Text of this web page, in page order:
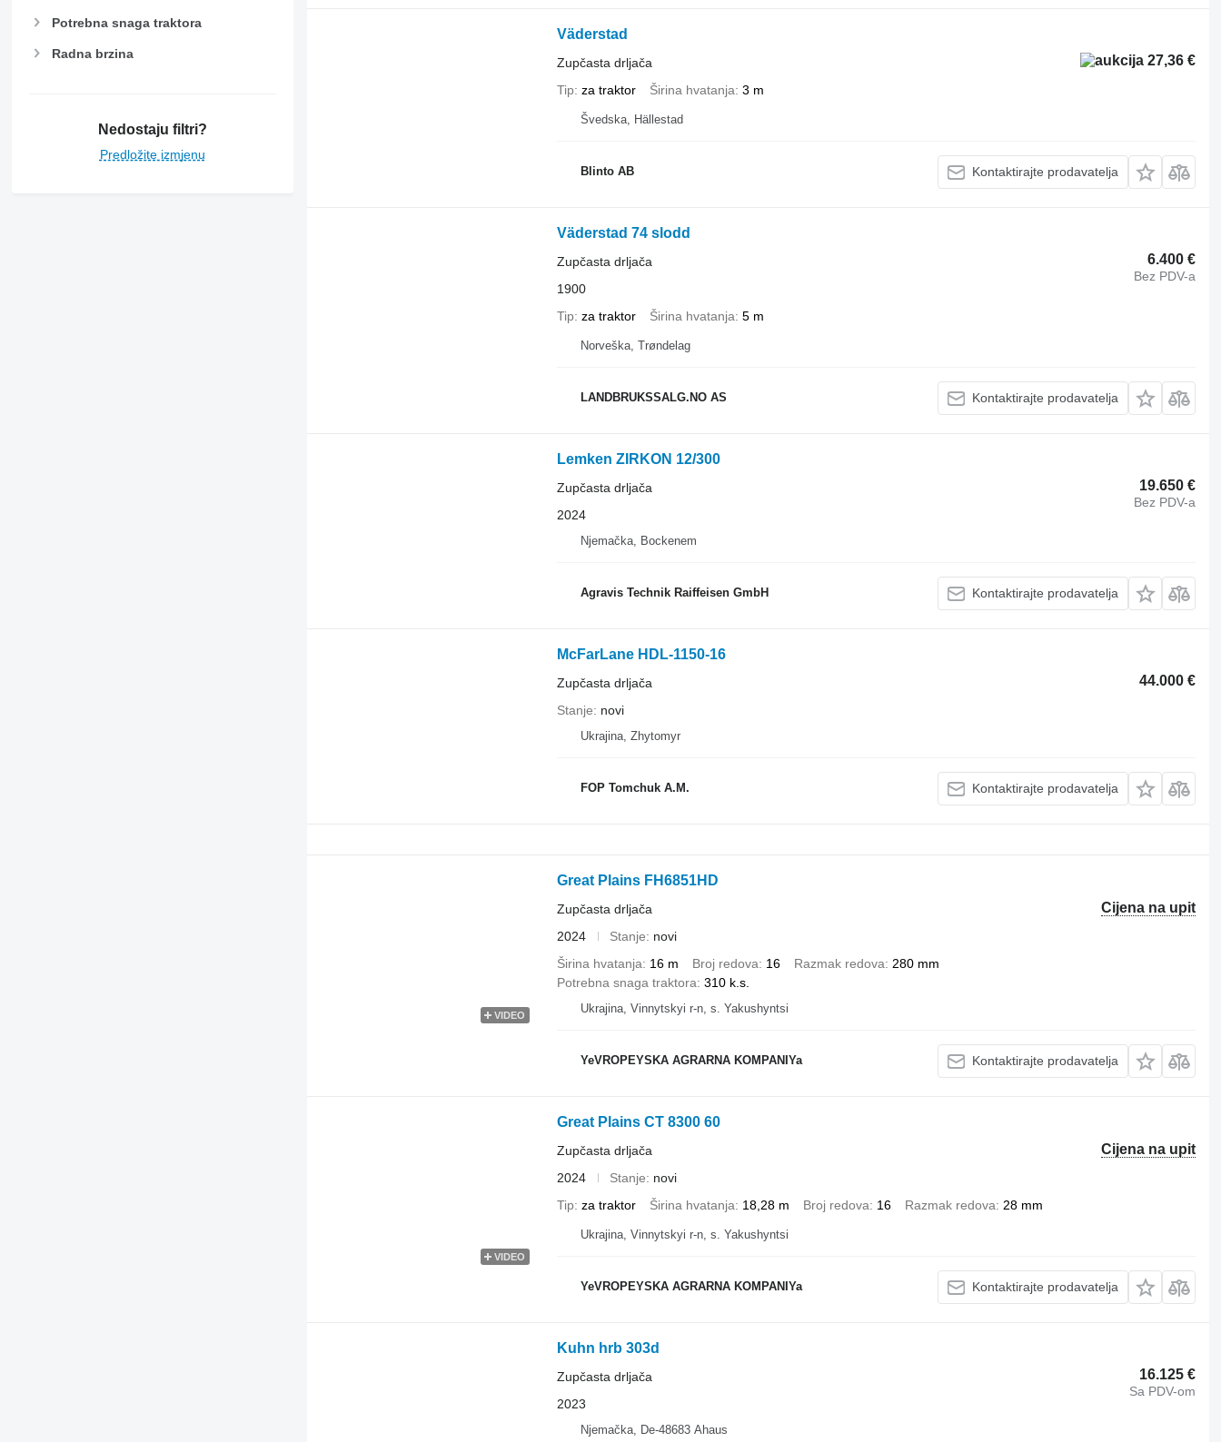
Potrebna snaga traktora
Radna brzina
Nedostaju filtri?
Predložite izmjenu
Väderstad
27,36 €
Zupčasta drljača
Tip za traktor Širina hvatanja 3 m
Švedska, Hällestad
Blinto AB Kontaktirajte prodavatelja
Väderstad 74 slodd
6.400 €
Bez PDV-a
Zupčasta drljača
1900
Tip za traktor Širina hvatanja 5 m
Norveška, Trøndelag
LANDBRUKSSALG.NO AS Kontaktirajte prodavatelja
Lemken ZIRKON 12/300
19.650 €
Bez PDV-a
Zupčasta drljača
2024
Njemačka, Bockenem
Agravis Technik Raiffeisen GmbH Kontaktirajte prodavatelja
McFarLane HDL-1150-16
44.000 €
Zupčasta drljača
Stanje
novi
Ukrajina, Zhytomyr
FOP Tomchuk A.M. Kontaktirajte prodavatelja
VIDEO
Great Plains FH6851HD
Cijena na upit
Zupčasta drljača
2024
Stanje
novi
Širina hvatanja
16 m Broj redova 16 Razmak redova
280 mm
Potrebna snaga traktora 310 k.s.
Ukrajina, Vinnytskyi r-n, s. Yakushyntsi
YeVROPEYSKA AGRARNA KOMPANIYa Kontaktirajte prodavatelja
VIDEO
Great Plains CT 8300 60
Cijena na upit
Zupčasta drljača
2024
Stanje
novi
Tip za traktor Širina hvatanja 18,28 m Broj redova 16 Razmak redova 28 mm
Ukrajina, Vinnytskyi r-n, s. Yakushyntsi
YeVROPEYSKA AGRARNA KOMPANIYa Kontaktirajte prodavatelja
Kuhn hrb 303d
16.125 €
Sa PDV-om
Zupčasta drljača
2023
Njemačka, De-48683 Ahaus